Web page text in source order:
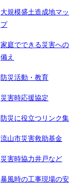
大規模盛土造成地マッ
プ
家庭でできる災害への
備え
防災活動・教育
災害時応援協定
防災に役立つリンク集
流山市災害救助基金
災害時協力井戸など
暴風時の工事現場の安